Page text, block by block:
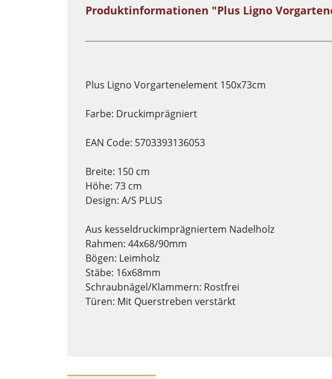
Produktinformationen "Plus Ligno
Plus Ligno Vorgartenelement 150x73cm
Farbe: Druckimprägniert
EAN Code: 5703393136053
Breite: 150 cm
Höhe: 73 cm
Design: A/S PLUS
Aus kesseldruckimprägniertem Nadelholz
Rahmen: 44x68/90mm
Bögen: Leimholz
Stäbe: 16x68mm
Schraubnägel/Klammern: Rostfrei
Türen: Mit Querstreben verstärkt